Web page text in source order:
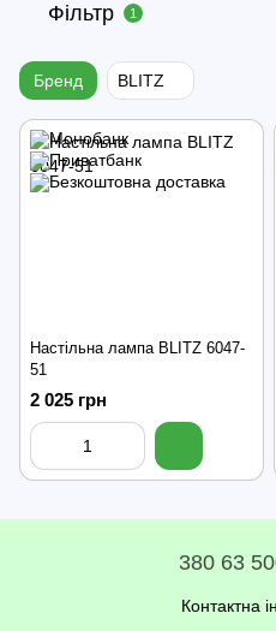
Фільтр 1
Бренд BLITZ
Настільна лампа BLITZ 6047-
51
2 025 грн
380 63
Контактна